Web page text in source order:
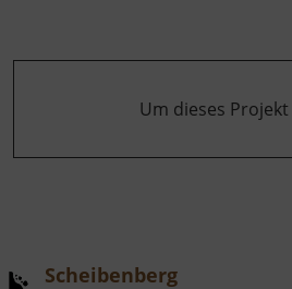
Um dieses
Scheibenberg